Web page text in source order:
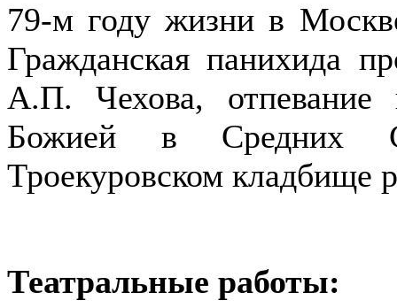
79-м году жизни в
Гражданская панихида
А.П. Чехова,
Божией в Средних
Троекуровском кладбище
Театральные работы: